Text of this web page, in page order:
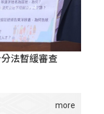
法暫緩審查